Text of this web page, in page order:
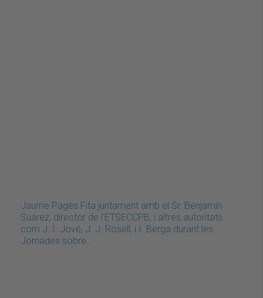
Jaume Pagès Fita juntament amb el Sr. Benjamín
Suárez, director de l'ETSECCPB, i altres autoritats
com J. I. Jové, J. J. Rosell, i I. Berga durant les
Jornades sobre…